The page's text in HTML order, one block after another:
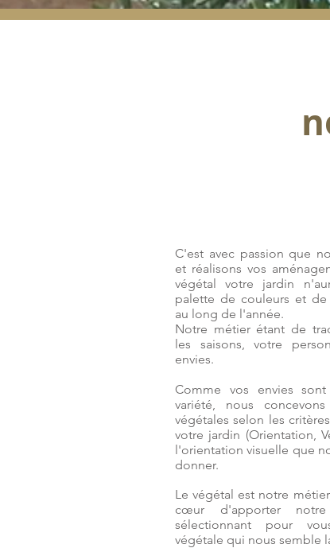
C'est avec passion que
et réalisons vos
végétal votre jardin
palette de couleurs et de
au long de l'année.
Notre métier étant de
les saisons, votre
envies.
Comme vos envies
variété, nous
végétales selon les
votre jardin (Orientation,
l'orientation visuelle que
donner.
Le végétal est notre
cœur d'apporter
sélectionnant pour
végétale qui nous semble